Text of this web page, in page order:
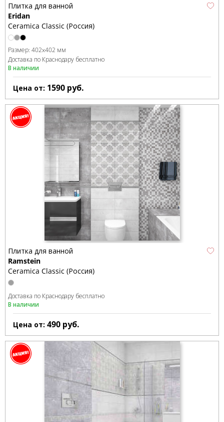
Плитка для ванной
Eridan
Ceramica Classic (Россия)
Размер: 402x402 мм
Доставка по Краснодару бесплатно
В наличии
Цена от: 1590 руб.
Плитка для ванной
Ramstein
Ceramica Classic (Россия)
Доставка по Краснодару бесплатно
В наличии
Цена от: 490 руб.